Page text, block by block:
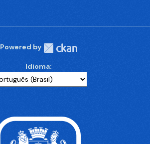
Powered by
Idioma